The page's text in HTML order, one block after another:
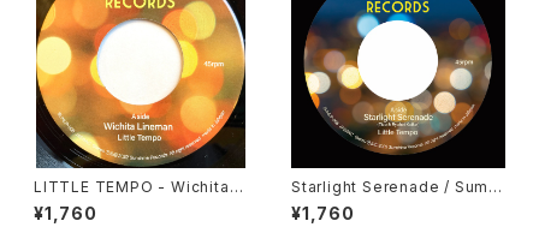
LITTLE TEMPO - Wichita Li
neman / Wichita Lineman D
UB (SUNSHINE RECORDS -
¥1,760
Starlight Serenade / Summ
er Saudade（7inchシングル /
SUNLP-006）
¥1,760